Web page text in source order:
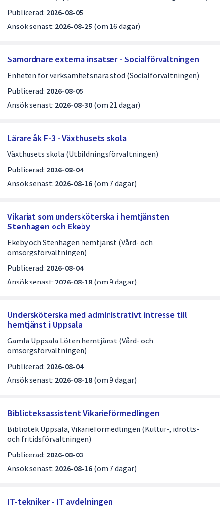
Publicerad: 2026-08-05
Ansök senast: 2026-08-25 (om 16 dagar)
Samordnare externa insatser - Socialförvaltningen
Enheten för verksamhetsnära stöd (Socialförvaltningen)
Publicerad: 2026-08-05
Ansök senast: 2026-08-30 (om 21 dagar)
Lärare åk F-3 - Växthusets skola
Växthusets skola (Utbildningsförvaltningen)
Publicerad: 2026-08-04
Ansök senast: 2026-08-16 (om 7 dagar)
Vikariat som undersköterska i hemtjänsten
Stenhagen och Ekeby
Ekeby och Stenhagen hemtjänst (Vård- och
omsorgsförvaltningen)
Publicerad: 2026-08-04
Ansök senast: 2026-08-18 (om 9 dagar)
Undersköterska med administrativt intresse till
hemtjänst i Uppsala
Gamla Uppsala Löten hemtjänst (Vård- och
omsorgsförvaltningen)
Publicerad: 2026-08-04
Ansök senast: 2026-08-18 (om 9 dagar)
Biblioteksassistent Vikarieförmedlingen
Bibliotek Uppsala, Vikarieförmedlingen (Kultur-, idrotts-
och fritidsförvaltningen)
Publicerad: 2026-08-03
Ansök senast: 2026-08-16 (om 7 dagar)
IT-tekniker - IT avdelningen